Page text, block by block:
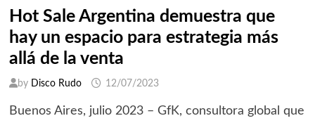
Hot Sale Argentina demuestra que
hay un espacio para estrategia más
allá de la venta
by Disco Rudo 12/07/2023
Buenos Aires, julio 2023 – GfK, consultora global que